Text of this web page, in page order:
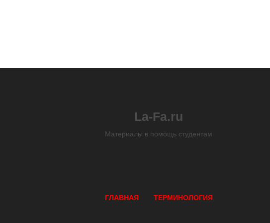
La-Fa.ru
Материалы в помощь студентам
ГЛАВНАЯ ТЕРМИНОЛОГИЯ